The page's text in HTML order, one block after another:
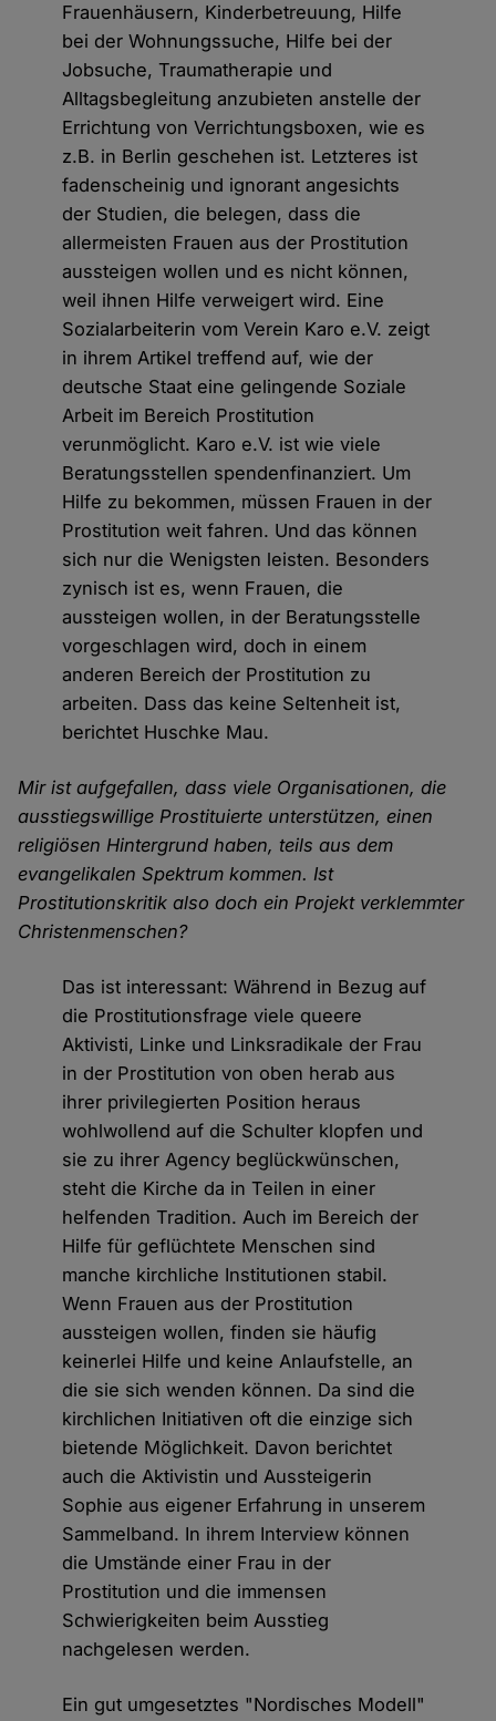
Frauenhäusern, Kinderbetreuung, Hilfe
bei der Wohnungssuche, Hilfe bei der
Jobsuche, Traumatherapie und
Alltagsbegleitung anzubieten anstelle der
Errichtung von Verrichtungsboxen, wie es
z.B. in Berlin geschehen ist. Letzteres ist
fadenscheinig und ignorant angesichts
der Studien, die belegen, dass die
allermeisten Frauen aus der Prostitution
aussteigen wollen und es nicht können,
weil ihnen Hilfe verweigert wird. Eine
Sozialarbeiterin vom Verein Karo e.V. zeigt
in ihrem Artikel treffend auf, wie der
deutsche Staat eine gelingende Soziale
Arbeit im Bereich Prostitution
verunmöglicht. Karo e.V. ist wie viele
Beratungsstellen spendenfinanziert. Um
Hilfe zu bekommen, müssen Frauen in der
Prostitution weit fahren. Und das können
sich nur die Wenigsten leisten. Besonders
zynisch ist es, wenn Frauen, die
aussteigen wollen, in der Beratungsstelle
vorgeschlagen wird, doch in einem
anderen Bereich der Prostitution zu
arbeiten. Dass das keine Seltenheit ist,
berichtet Huschke Mau.
Mir ist aufgefallen, dass viele Organisationen, die
ausstiegswillige Prostituierte unterstützen, einen
religiösen Hintergrund haben, teils aus dem
evangelikalen Spektrum kommen. Ist
Prostitutionskritik also doch ein Projekt verklemmter
Christenmenschen?
Das ist interessant: Während in Bezug auf
die Prostitutionsfrage viele queere
Aktivisti, Linke und Linksradikale der Frau
in der Prostitution von oben herab aus
ihrer privilegierten Position heraus
wohlwollend auf die Schulter klopfen und
sie zu ihrer Agency beglückwünschen,
steht die Kirche da in Teilen in einer
helfenden Tradition. Auch im Bereich der
Hilfe für geflüchtete Menschen sind
manche kirchliche Institutionen stabil.
Wenn Frauen aus der Prostitution
aussteigen wollen, finden sie häufig
keinerlei Hilfe und keine Anlaufstelle, an
die sie sich wenden können. Da sind die
kirchlichen Initiativen oft die einzige sich
bietende Möglichkeit. Davon berichtet
auch die Aktivistin und Aussteigerin
Sophie aus eigener Erfahrung in unserem
Sammelband. In ihrem Interview können
die Umstände einer Frau in der
Prostitution und die immensen
Schwierigkeiten beim Ausstieg
nachgelesen werden.
Ein gut umgesetztes "Nordisches Modell"